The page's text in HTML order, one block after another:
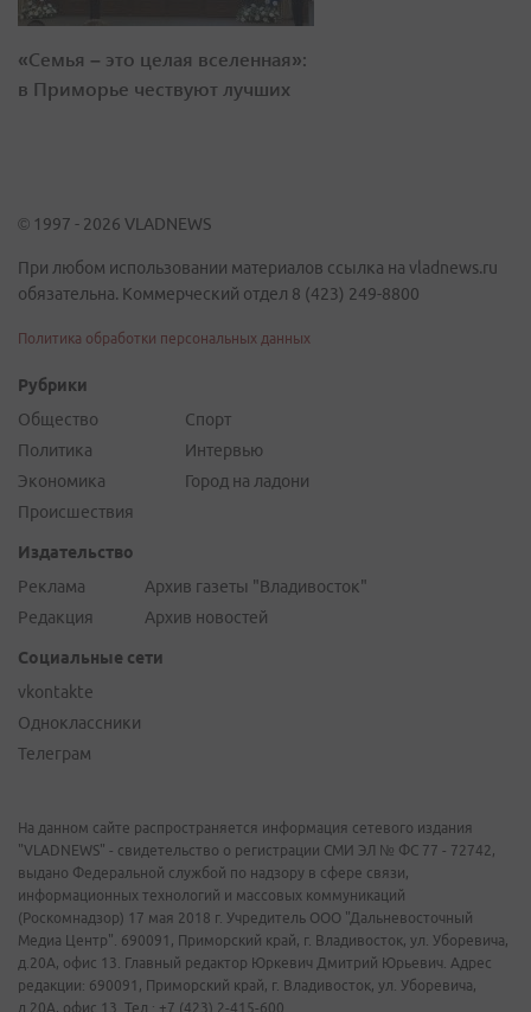
«Семья – это целая вселенная»:
в Приморье чествуют лучших
© 1997 - 2026 VLADNEWS
При любом использовании материалов ссылка на vladnews.ru
обязательна. Коммерческий отдел 8 (423) 249-8800
Политика обработки персональных данных
Рубрики
Общество
Политика
Экономика
Происшествия
Спорт
Интервью
Город на ладони
Издательство
Реклама
Редакция
Архив газеты "Владивосток"
Архив новостей
Социальные сети
vkontakte
Одноклассники
Телеграм
На данном сайте распространяется информация сетевого издания
"VLADNEWS" - свидетельство о регистрации СМИ ЭЛ № ФС 77 - 72742,
выдано Федеральной службой по надзору в сфере связи,
информационных технологий и массовых коммуникаций
(Роскомнадзор) 17 мая 2018 г. Учредитель ООО "Дальневосточный
Медиа Центр". 690091, Приморский край, г. Владивосток, ул. Уборевича,
д.20А, офис 13. Главный редактор Юркевич Дмитрий Юрьевич. Адрес
редакции: 690091, Приморский край, г. Владивосток, ул. Уборевича,
д.20А, офис 13. Тел.: +7 (423) 2-415-600.